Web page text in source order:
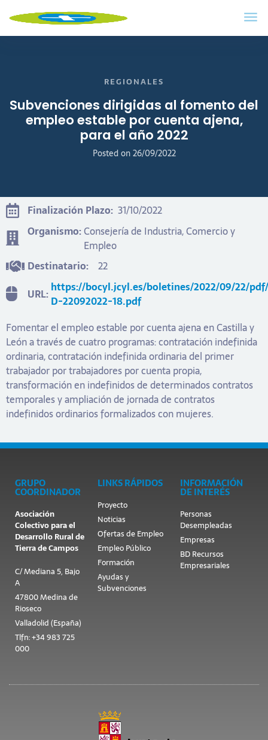
REGIONALES
Subvenciones dirigidas al fomento del
empleo estable por cuenta ajena,
para el año 2022
Posted on26/09/2022
Finalización Plazo:31/10/2022
Organismo:Consejería de Industria, Comercio y
Empleo
Destinatario:22
URL:https://bocyl.jcyl.es/boletines/2022/09/22/pdf/
D-22092022-18.pdf
Fomentar el empleo estable por cuenta ajena en Castilla y
León a través de cuatro programas: contratación indefinida
ordinaria, contratación indefinida ordinaria del primer
trabajador por trabajadores por cuenta propia,
transformación en indefinidos de determinados contratos
temporales y ampliación de jornada de contratos
indefinidos ordinarios formalizados con mujeres.
GRUPO
COORDINADOR
Asociación
Colectivo para el
Desarrollo Rural de
Tierra de Campos
C/ Mediana 5, Bajo
A
47800 Medina de
Rioseco
Valladolid (España)
Tlfn: +34 983 725
000
LINKS RÁPIDOS
Proyecto
Noticias
Ofertas de Empleo
Empleo Público
Formación
Ayudas y
Subvenciones
INFORMACIÓN
DE INTERÉS
Personas
Desempleadas
Empresas
BD Recursos
Empresariales